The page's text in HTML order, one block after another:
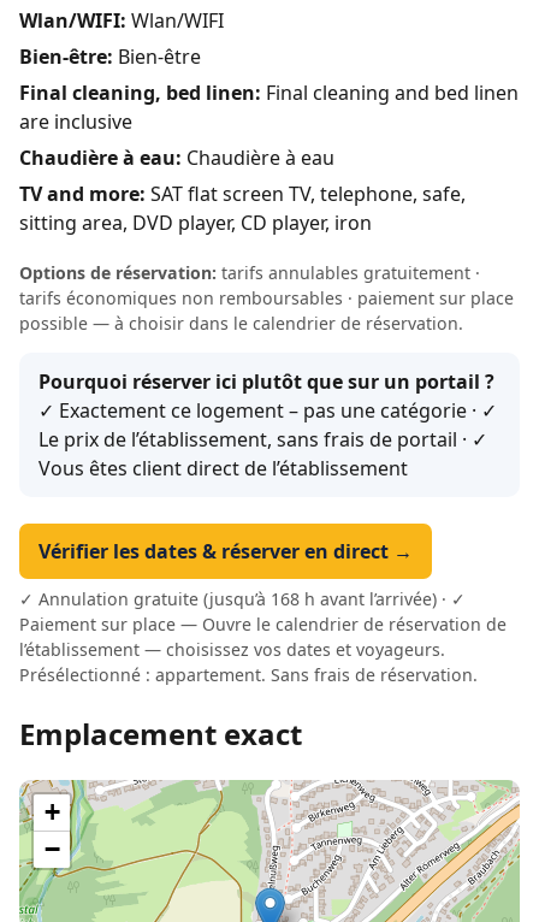
Wlan/WIFI: Wlan/WIFI
Bien-être: Bien-être
Final cleaning, bed linen: Final cleaning and bed linen
are inclusive
Chaudière à eau: Chaudière à eau
TV and more: SAT flat screen TV, telephone, safe,
sitting area, DVD player, CD player, iron
Options de réservation: tarifs annulables gratuitement ·
tarifs économiques non remboursables · paiement sur place
possible — à choisir dans le calendrier de réservation.
Pourquoi réserver ici plutôt que sur un portail ?
✓ Exactement ce logement – pas une catégorie · ✓
Le prix de l’établissement, sans frais de portail · ✓
Vous êtes client direct de l’établissement
Vérifier les dates & réserver en direct →
✓ Annulation gratuite (jusqu’à 168 h avant l’arrivée) · ✓
Paiement sur place — Ouvre le calendrier de réservation de
l’établissement — choisissez vos dates et voyageurs.
Présélectionné : appartement. Sans frais de réservation.
Emplacement exact
+
−